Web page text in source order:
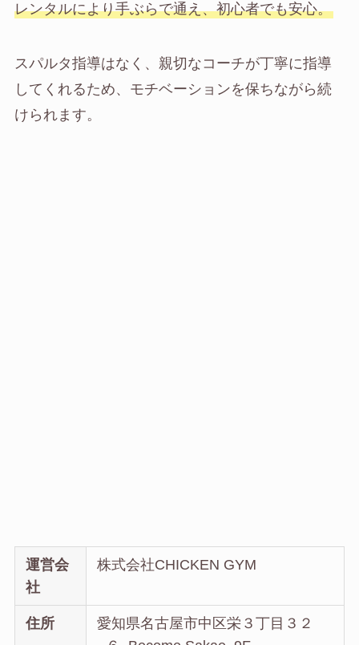
レンタルにより手ぶらで通え、初心者でも安心。
スパルタ指導はなく、親切なコーチが丁寧に指導
してくれるため、モチベーションを保ちながら続
けられます。
運営会
社
株式会社CHICKEN GYM
住所
愛知県名古屋市中区栄３丁目３２